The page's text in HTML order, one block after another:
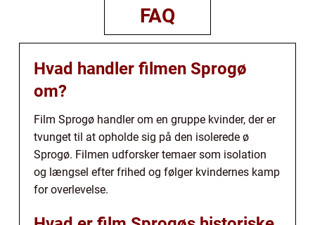
FAQ
Hvad handler filmen Sprogø
om?
Film Sprogø handler om en gruppe kvinder, der er
tvunget til at opholde sig på den isolerede ø
Sprogø. Filmen udforsker temaer som isolation
og længsel efter frihed og følger kvindernes kamp
for overlevelse.